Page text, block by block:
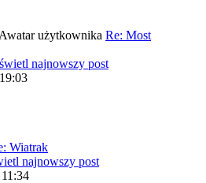
Re: Most
najnowszy post
Wiatrak
najnowszy post